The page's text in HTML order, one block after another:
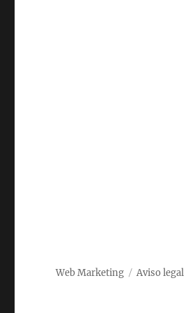
Web Marketing Aviso legal